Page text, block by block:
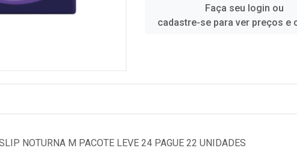
Faça seu login ou
cadastre-se para ver preços e
NOTURNA M PACOTE LEVE 24 PAGUE 22 UNIDADES